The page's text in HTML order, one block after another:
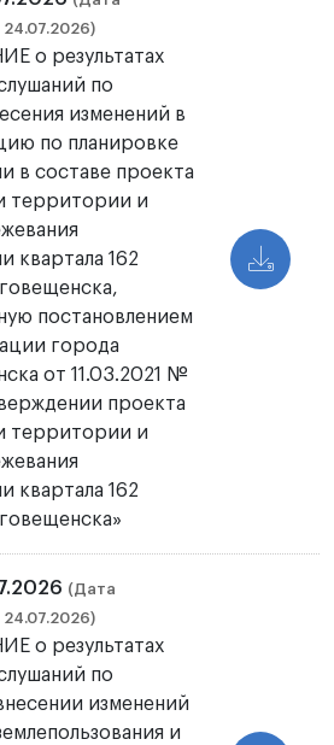
о результатах
по
изменений в
по планировке
в составе проекта
территории и
квартала 162
постановлением
города
от 11.03.2021 №
проекта
территории и
квартала 162
(Дата
о результатах
по
изменений
и